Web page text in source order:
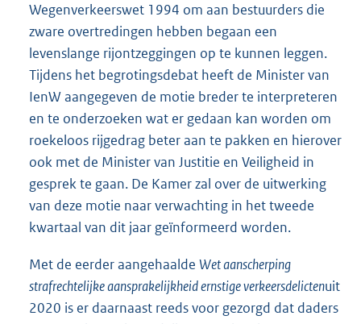
Wegenverkeerswet 1994 om aan bestuurders die
zware overtredingen hebben begaan een
levenslange rijontzeggingen op te kunnen leggen.
Tijdens het begrotingsdebat heeft de Minister van
IenW aangegeven de motie breder te interpreteren
en te onderzoeken wat er gedaan kan worden om
roekeloos rijgedrag beter aan te pakken en hierover
ook met de Minister van Justitie en Veiligheid in
gesprek te gaan. De Kamer zal over de uitwerking
van deze motie naar verwachting in het tweede
kwartaal van dit jaar geïnformeerd worden.
Met de eerder aangehaalde Wet aanscherping
strafrechtelijke aansprakelijkheid ernstige verkeersdelictenuit
2020 is er daarnaast reeds voor gezorgd dat daders